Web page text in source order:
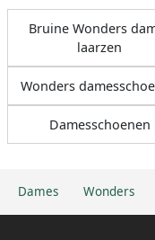
Dames Wonders
Bruine Wonders
laarzen
Wonders
Damesschoenen